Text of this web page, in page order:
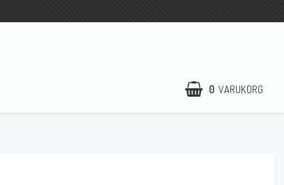
0 VARUKORG